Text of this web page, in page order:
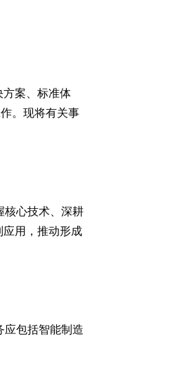
方案、标准体
。现将有关事
核心技术、深耕
应用，推动形成
应包括智能制造